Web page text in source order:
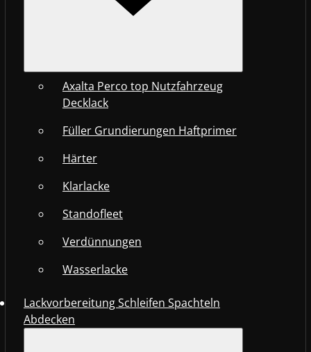
Axalta Perco top Nutzfahrzeug
Decklack
Füller Grundierungen Haftprimer
Härter
Klarlacke
Standofleet
Verdünnungen
Wasserlacke
Lackvorbereitung Schleifen Spachteln
Abdecken